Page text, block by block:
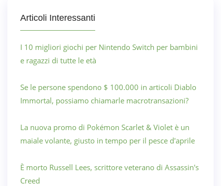
Articoli Interessanti
I 10 migliori giochi per Nintendo Switch per bambini
e ragazzi di tutte le età
Se le persone spendono $ 100.000 in articoli Diablo
Immortal, possiamo chiamarle macrotransazioni?
La nuova promo di Pokémon Scarlet & Violet è un
maiale volante, giusto in tempo per il pesce d'aprile
È morto Russell Lees, scrittore veterano di Assassin's
Creed